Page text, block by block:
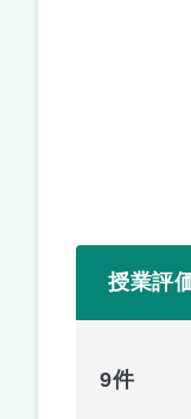
授業評
9件